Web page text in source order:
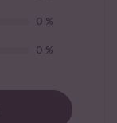
0 %
0 %